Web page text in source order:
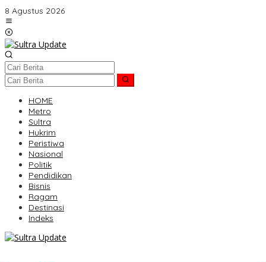
Lewati
ke
konten
8 Agustus 2026
HOME
Metro
Sultra
Hukrim
Peristiwa
Nasional
Politik
Pendidikan
Bisnis
Ragam
Destinasi
Indeks